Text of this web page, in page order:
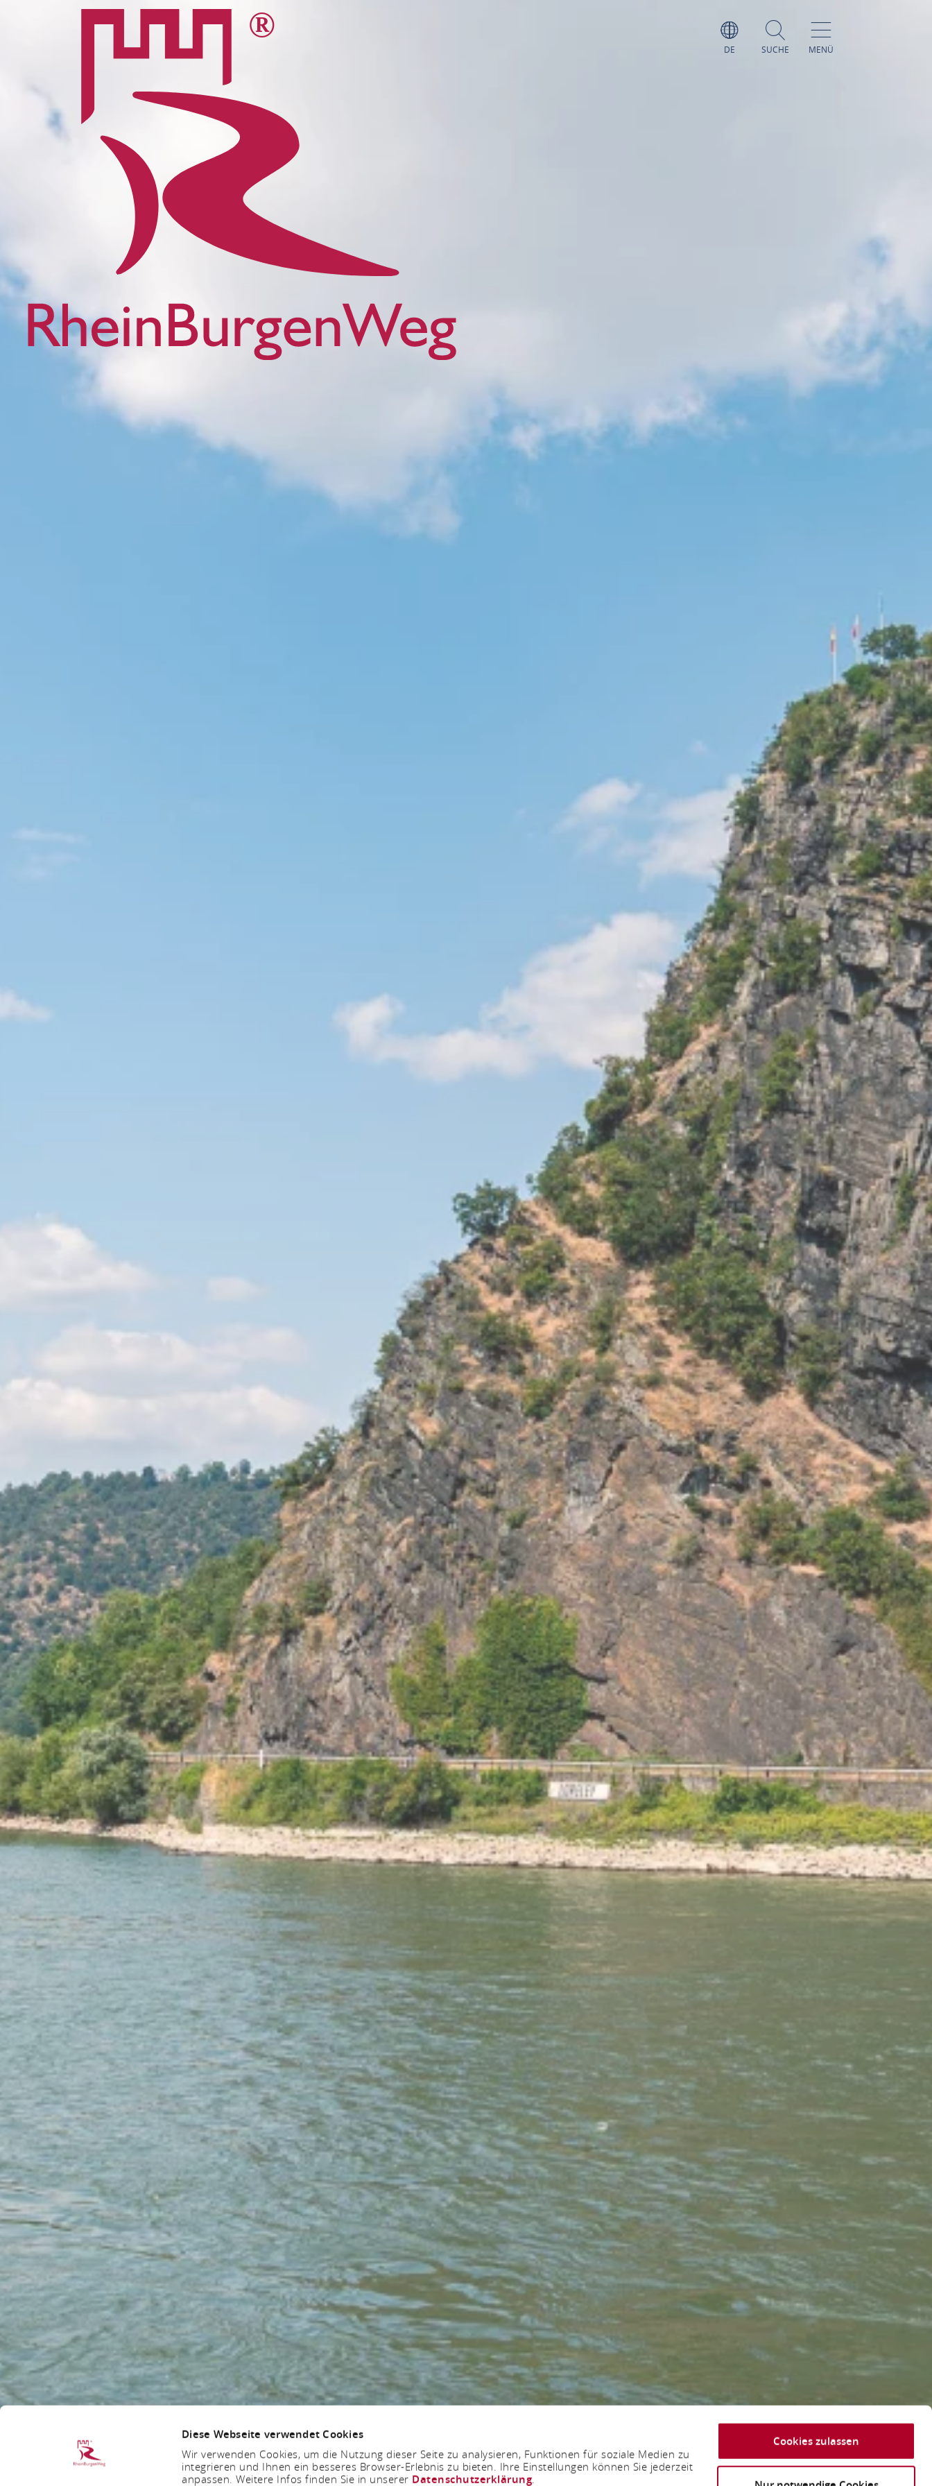
Diese Webseite verwendet Cookies
Wir verwenden Cookies, um die Nutzung dieser Seite zu analysieren, Funktionen für soziale Medien zu
integrieren und Ihnen ein besseres Browser-Erlebnis zu bieten. Ihre Einstellungen können Sie jederzeit
anpassen. Weitere Infos finden Sie in unserer Datenschutzerklärung.
Cookies zulassen
DE SUCHE MENÜ